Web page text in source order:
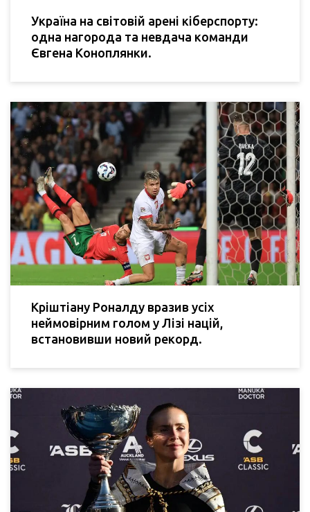
Україна на світовій арені кіберспорту:
одна нагорода та невдача команди
Євгена Коноплянки.
Кріштіану Роналду вразив усіх
неймовірним голом у Лізі націй,
встановивши новий рекорд.